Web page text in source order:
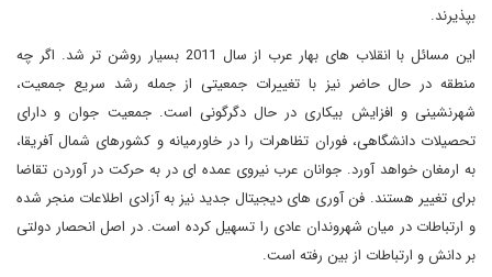
بپذیرند.
این مسائل با انقلاب های بهار عرب از سال 2011 بسیار روشن تر شد. اگر چه
منطقه در حال حاضر نیز با تغییرات جمعیتی از جمله رشد سریع جمعیت،
شهرنشینی و افزایش بیکاری در حال دگرگونی است. جمعیت جوان و دارای
تحصیلات دانشگاهی، فوران تظاهرات را در خاورمیانه و کشورهای شمال آفریقا،
به ارمغان خواهد آورد. جوانان عرب نیروی عمده ای در به حرکت در آوردن تقاضا
برای تغییر هستند. فن آوری های دیجیتال جدید نیز به آزادی اطلاعات منجر شده
و ارتباطات در میان شهروندان عادی را تسهیل کرده است. در اصل انحصار دولتی
بر دانش و ارتباطات از بین رفته است.